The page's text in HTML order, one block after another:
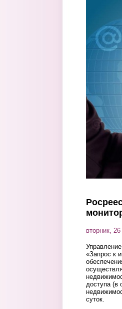
вторник,
«Запрос к
доступа (в
суток.